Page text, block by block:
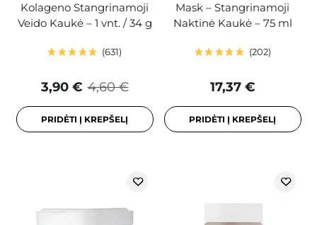
Kolageno Stangrinamoji
Veido Kaukė – 1 vnt. / 34 g
631
4,60 €
3,90 €
PRIDĖTI Į KREPŠELĮ
Mask – Stangrinamoji
Naktinė Kaukė – 75 ml
202
17,37 €
PRIDĖTI Į KREPŠELĮ